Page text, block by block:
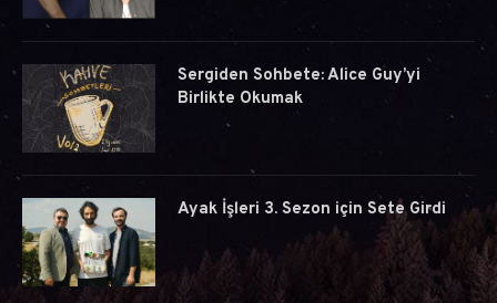
Sergiden Sohbete: Alice Guy’yi
Birlikte Okumak
Ayak İşleri 3. Sezon için Sete Girdi